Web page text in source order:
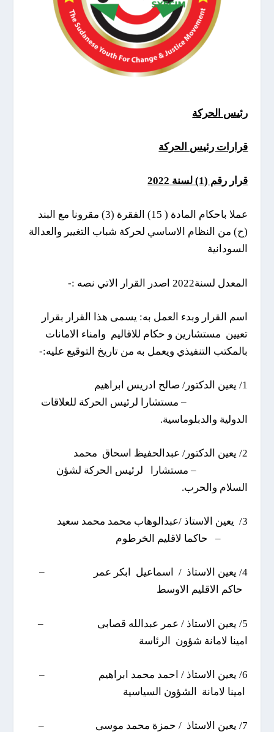
رئيس الحركة
قرارات رئيس الحركة
قرار رقم (1) لسنة 2022
عملا باحكام المادة ( 15) الفقرة (3) مقرونا مع البند
(ح) من النظام الاساسي لحركة شباب التغيير والعدالة
السودانية
المعدل لسنة2022 اصدر القرار الاتي نصه :-
اسم القرار وبدء العمل به: يسمى هذا القرار بقرار
تعيين مستشارين و حكام للاقاليم وامناء الامانات
بالمكتب التنفيذي ويعمل به من تاريخ التوقيع عليه:-
1/ يعين الدكتور/ صالح ادريس ابراهيم
– مستشارا لرئيس الحركة للعلاقات
الدولية والدبلوماسية.
2/ يعين الدكتور/ عبدالحفيظ اسحاق محمد
– مستشارا لرئيس الحركة لشؤن
السلام والحرب.
3/ يعين الاستاذ /عبدالوهاب محمد محمد سعيد
– حاكما لاقليم الخرطوم
4/ يعين الاستاذ / اسماعيل ابكر عمر –
حاكم الاقليم الاوسط
5/ يعين الاستاذ / عمر عبدالله قصابى –
امينا لامانة شؤون الرئاسة
6/ يعين الاستاذ / احمد محمد ابراهيم –
امينا لامانة الشؤون السياسية
7/ يعين الاستاذ / حمزة محمد موسى –